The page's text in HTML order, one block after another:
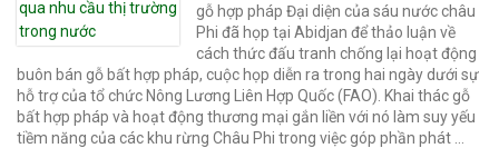
gỗ hợp pháp Đại diện của sáu nước châu
Phi đã họp tại Abidjan để thảo luận về
cách thức đấu tranh chống lại hoạt động
buôn bán gỗ bất hợp pháp, cuộc họp diễn ra trong hai ngày dưới sự
hỗ trợ của tổ chức Nông Lương Liên Hợp Quốc (FAO). Khai thác gỗ
bất hợp pháp và hoạt động thương mại gắn liền với nó làm suy yếu
tiềm năng của các khu rừng Châu Phi trong việc góp phần phát …